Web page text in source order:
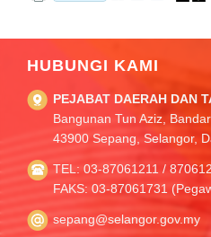
HUBUNGI KAMI
PEJABAT DAERAH DAN
Bangunan Tun Aziz,
43900 Sepang, Selangor,
TEL: 03-87061211 /
FAKS: 03-87061731
sepang@selangor.gov.my